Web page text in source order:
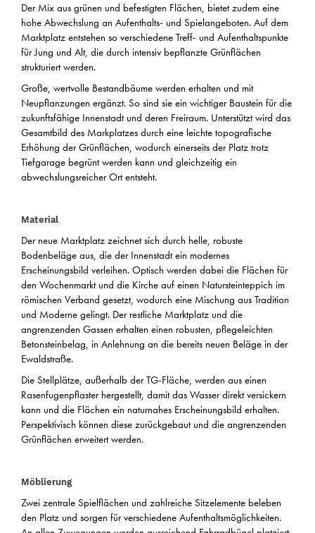
Der Mix aus grünen und befestigten Flächen, bietet zudem eine
hohe Abwechslung an Aufenthalts- und Spielangeboten. Auf dem
Marktplatz entstehen so verschiedene Treff- und Aufenthaltspunkte
für Jung und Alt, die durch intensiv bepflanzte Grünflächen
strukturiert werden.
Große, wertvolle Bestandbäume werden erhalten und mit
Neupflanzungen ergänzt. So sind sie ein wichtiger Baustein für die
zukunftsfähige Innenstadt und deren Freiraum. Unterstützt wird das
Gesamtbild des Markplatzes durch eine leichte topografische
Erhöhung der Grünflächen, wodurch einerseits der Platz trotz
Tiefgarage begrünt werden kann und gleichzeitig ein
abwechslungsreicher Ort entsteht.
Material
Der neue Marktplatz zeichnet sich durch helle, robuste
Bodenbeläge aus, die der Innenstadt ein modernes
Erscheinungsbild verleihen. Optisch werden dabei die Flächen für
den Wochenmarkt und die Kirche auf einen Natursteinteppich im
römischen Verband gesetzt, wodurch eine Mischung aus Tradition
und Moderne gelingt. Der restliche Marktplatz und die
angrenzenden Gassen erhalten einen robusten, pflegeleichten
Betonsteinbelag, in Anlehnung an die bereits neuen Beläge in der
Ewaldstraße.
Die Stellplätze, außerhalb der TG-Fläche, werden aus einen
Rasenfugenpflaster hergestellt, damit das Wasser direkt versickern
kann und die Flächen ein naturnahes Erscheinungsbild erhalten.
Perspektivisch können diese zurückgebaut und die angrenzenden
Grünflächen erweitert werden.
Möblierung
Zwei zentrale Spielflächen und zahlreiche Sitzelemente beleben
den Platz und sorgen für verschiedene Aufenthaltsmöglichkeiten.